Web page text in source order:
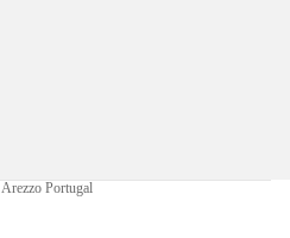
Arezzo Portugal